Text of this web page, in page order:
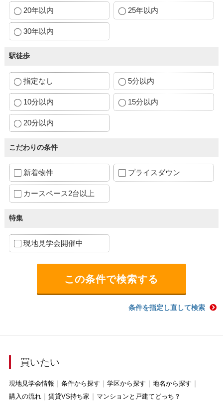
20年以内 25年以内
30年以内
駅徒歩
指定なし 5分以内
10分以内 15分以内
20分以内
こだわりの条件
新着物件 プライスダウン
カースペース2台以上
特集
現地見学会開催中
条件を指定し直して検索
買いたい
現地見学会情報 条件から探す 学区から探す
地名から探す
購入の流れ
賃貸VS持ち家 マンションと戸建てどっち？